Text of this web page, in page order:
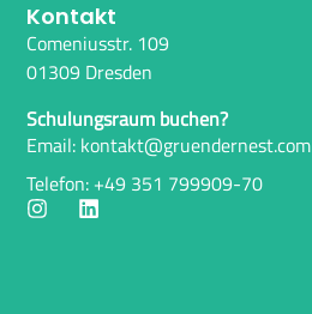
Kontakt
Comeniusstr. 109
01309 Dresden
Schulungsraum buchen?
Email: kontakt@gruendernest.com
Telefon: +49 351 799909-70